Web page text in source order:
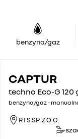
benzyna/gaz
CAPTUR
techno Eco-G 120
benzyna/gaz -
RTS SP. Z O.O.